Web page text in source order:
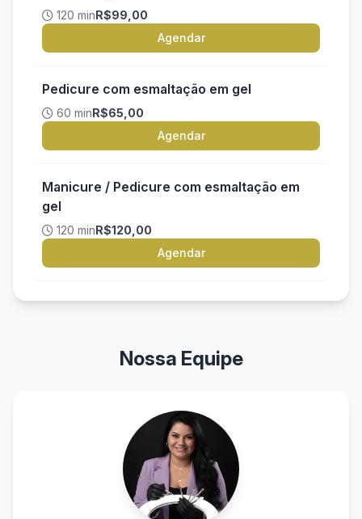
120 minR$99,00
Agendar
Pedicure com esmaltação em gel
60 minR$65,00
Agendar
Manicure / Pedicure com esmaltação em
gel
120 minR$120,00
Agendar
Nossa Equipe